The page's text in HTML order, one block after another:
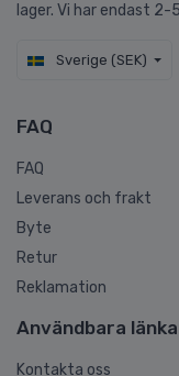
lager. Vi har endast
Sverige (SEK)
FAQ
FAQ
Leverans och frakt
Byte
Retur
Reklamation
Användbara
Kontakta oss